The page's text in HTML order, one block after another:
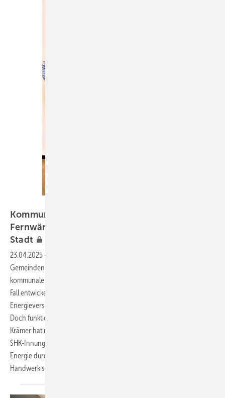
Kom munale Wärmeplanung: Hannovers
Fernwärme als größte Fußbodenheizung der
Stadt
23.04.2025 -
Gemeinden klimafreundlich und zukunftssicher gestaltet werden? Die
kommunale Wärmeplanung soll darauf Antworten liefern. Im besten
Fall ent­wickeln Kommunen gemeinsam mit Fachleuten und
Energieversorgern nachhaltige, bezahlbare Lösungen.
Doch funktioniert das in der Praxis? SBZ-Redakteurin Katrin Drogatz-­
Krämer hat mit Kai-Uwe Henne­berg und ­Sabine Heymann von der
SHK-Innung Hannover gesprochen. In Hannover versickert die
Energie durch schlecht gedämmte Leitungen im Boden, und das SHK-
Handwerk scheint zu spät zu